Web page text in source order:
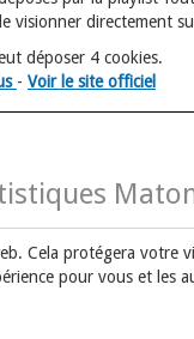
visionner directement
déposer 4 cookies.
- Voir le site officiel
Cela protégera votre
pour vous et les